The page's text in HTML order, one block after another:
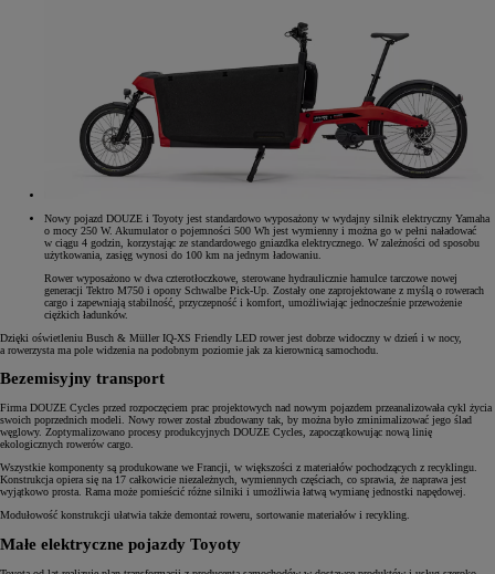
Nowy pojazd DOUZE i Toyoty jest standardowo wyposażony w wydajny silnik elektryczny Yamaha
o mocy 250 W. Akumulator o pojemności 500 Wh jest wymienny i można go w pełni naładować
w ciągu 4 godzin, korzystając ze standardowego gniazdka elektrycznego. W zależności od sposobu
użytkowania, zasięg wynosi do 100 km na jednym ładowaniu.
Rower wyposażono w dwa czterotłoczkowe, sterowane hydraulicznie hamulce tarczowe nowej
generacji Tektro M750 i opony Schwalbe Pick-Up. Zostały one zaprojektowane z myślą o rowerach
cargo i zapewniają stabilność, przyczepność i komfort, umożliwiając jednocześnie przewożenie
ciężkich ładunków.
Dzięki oświetleniu Busch & Müller IQ-XS Friendly LED rower jest dobrze widoczny w dzień i w nocy,
a rowerzysta ma pole widzenia na podobnym poziomie jak za kierownicą samochodu.
Bezemisyjny transport
Firma DOUZE Cycles przed rozpoczęciem prac projektowych nad nowym pojazdem przeanalizowała cykl życia
swoich poprzednich modeli. Nowy rower został zbudowany tak, by można było zminimalizować jego ślad
węglowy. Zoptymalizowano procesy produkcyjnych DOUZE Cycles, zapoczątkowując nową linię
ekologicznych rowerów cargo.
Wszystkie komponenty są produkowane we Francji, w większości z materiałów pochodzących z recyklingu.
Konstrukcja opiera się na 17 całkowicie niezależnych, wymiennych częściach, co sprawia, że naprawa jest
wyjątkowo prosta. Rama może pomieścić różne silniki i umożliwia łatwą wymianę jednostki napędowej.
Modułowość konstrukcji ułatwia także demontaż roweru, sortowanie materiałów i recykling.
Małe elektryczne pojazdy Toyoty